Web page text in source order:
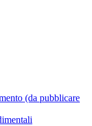
(da pubblicare